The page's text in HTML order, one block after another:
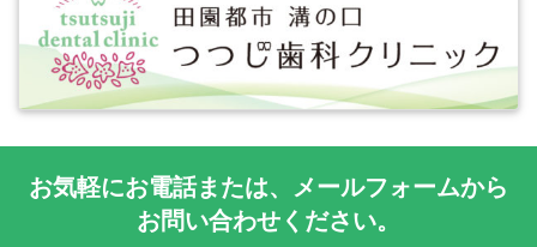
お気軽にお電話または、 メールフォームから
お問い合わせください。